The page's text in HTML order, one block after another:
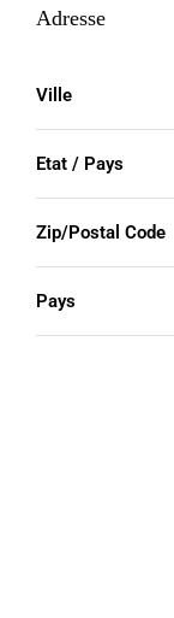
Adresse
Ville
Etat / Pays
Zip/Postal Code
Pays